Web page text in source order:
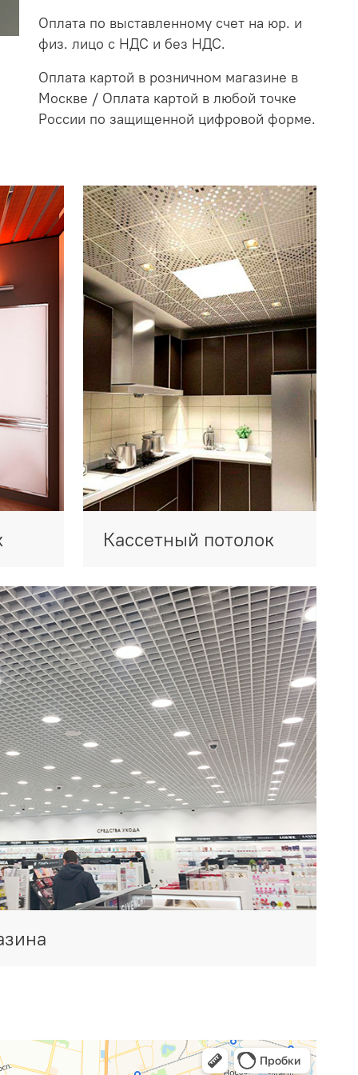
Оплата по выставленному счет на юр. и
физ. лицо с НДС и без НДС.
Оплата картой в розничном магазине в
Москве / Оплата картой в любой точке
России по защищенной цифровой форме.
Кассетный потолок